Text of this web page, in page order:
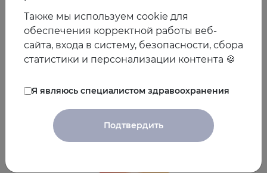
юнгианский психолог, системный расстановщик.
Также мы используем cookie для
обеспечения корректной работы веб-
сайта, входа в систему, безопасности, сбора
статистики и персонализации контента 🍪
Я являюсь специалистом здравоохранения
Подтвердить